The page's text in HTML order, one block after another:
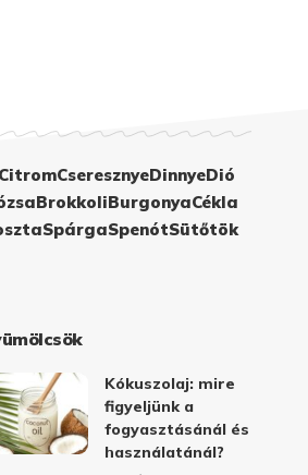
CitromCseresznyeDinnyeDió
BrokkoliBurgonyaCékla
SpárgaSpenótSütőtök
Kókuszolaj: mire
figyeljünk a
fogyasztásánál és
használatánál?